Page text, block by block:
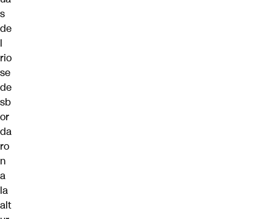
s
de
l
rio
se
de
sb
or
da
ro
n
a
la
alt